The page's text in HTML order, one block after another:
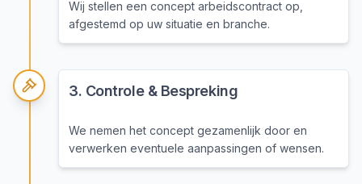
Wij stellen een concept arbeidscontract op,
afgestemd op uw situatie en branche.
3. Controle & Bespreking
We nemen het concept gezamenlijk door en
verwerken eventuele aanpassingen of wensen.